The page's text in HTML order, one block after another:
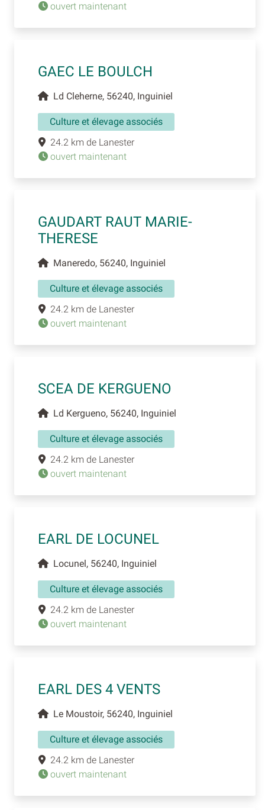
ouvert maintenant
GAEC LE BOULCH
Ld Cleherne, 56240, Inguiniel
Culture et élevage associés
24.2 km de Lanester
ouvert maintenant
GAUDART RAUT MARIE-
THERESE
Maneredo, 56240, Inguiniel
Culture et élevage associés
24.2 km de Lanester
ouvert maintenant
SCEA DE KERGUENO
Ld Kergueno, 56240, Inguiniel
Culture et élevage associés
24.2 km de Lanester
ouvert maintenant
EARL DE LOCUNEL
Locunel, 56240, Inguiniel
Culture et élevage associés
24.2 km de Lanester
ouvert maintenant
EARL DES 4 VENTS
Le Moustoir, 56240, Inguiniel
Culture et élevage associés
24.2 km de Lanester
ouvert maintenant